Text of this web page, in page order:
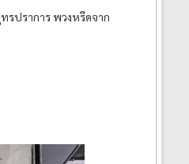
รปราการ พวงหรีดจาก